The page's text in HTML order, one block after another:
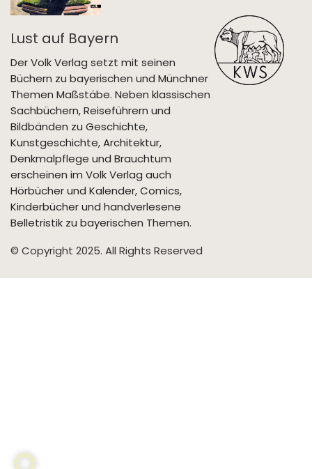
Lust auf Bayern
Der Volk Verlag setzt mit seinen
Büchern zu bayerischen und Münchner
Themen Maßstäbe. Neben klassischen
Sachbüchern, Reiseführern und
Bildbänden zu Geschichte,
Kunstgeschichte, Architektur,
Denkmalpflege und Brauchtum
erscheinen im Volk Verlag auch
Hörbücher und Kalender, Comics,
Kinderbücher und handverlesene
Belletristik zu bayerischen Themen.
© Copyright 2025. All Rights Reserved